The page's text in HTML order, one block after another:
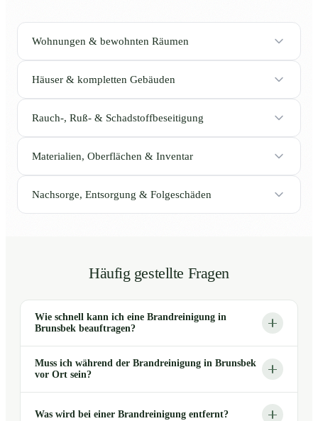
Wohnungen & bewohnten Räumen
Häuser & kompletten Gebäuden
Rauch-, Ruß- & Schadstoffbeseitigung
Materialien, Oberflächen & Inventar
Nachsorge, Entsorgung & Folgeschäden
Häufig gestellte Fragen
Wie schnell kann ich eine Brandreinigung in
Brunsbek beauftragen?
Muss ich während der Brandreinigung in Brunsbek
vor Ort sein?
Was wird bei einer Brandreinigung entfernt?